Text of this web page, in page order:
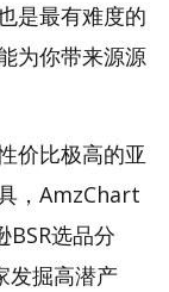
是最有难度的
为你带来源源
价比极高的亚
，AmzChart
BSR选品分
发掘高潜产